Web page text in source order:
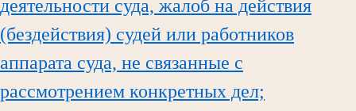
деятельности суда, жалоб на действия
(бездействия) судей или работников
аппарата суда, не связанные с
рассмотрением конкретных дел;